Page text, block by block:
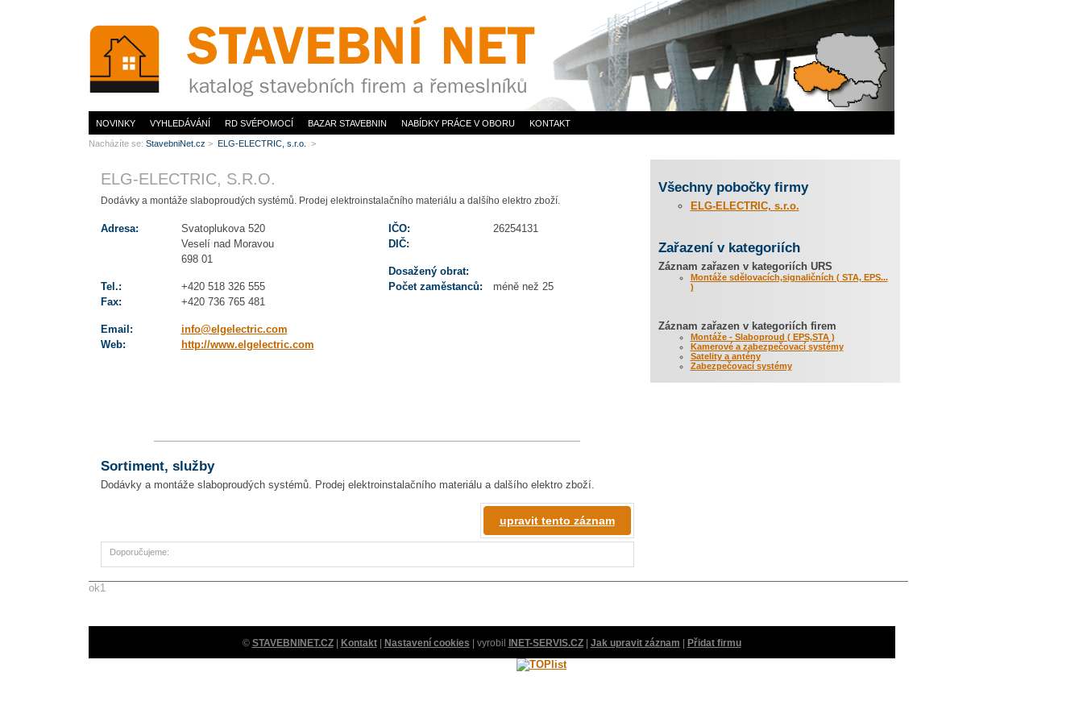
ELG-ELECTRIC, S.R.O.
Dodávky a montáže slaboproudých systémů. Prodej elektroinstalačního materiálu a dalšího elektro zboží.
Adresa:
Svatoplukova 520
Veselí nad Moravou
698 01
Tel.:
+420 518 326 555
Fax:
+420 736 765 481
Email:
info@elgelectric.com
Web:
http://www.elgelectric.com
IČO:
26254131
DIČ:
Dosažený obrat:
Počet zaměstanců:
méně než 25
Sortiment, služby
Dodávky a montáže slaboproudých systémů. Prodej elektroinstalačního materiálu a dalšího elektro zboží.
upravit tento záznam
Doporučujeme:
Všechny pobočky firmy
ELG-ELECTRIC, s.r.o.
Zařazení v kategoriích
Záznam zařazen v kategoriích URS
Montáže sdělovacích,signaličních ( STA, EPS...
)
Záznam zařazen v kategoriích firem
Montáže - Slaboproud ( EPS,STA )
Kamerové a zabezpečovací systémy
Satelity a antény
Zabezpečovací systémy
ok1
NOVINKY VYHLEDÁVÁNÍ RD SVÉPOMOCÍ BAZAR STAVEBNIN NABÍDKY PRÁCE V OBORU KONTAKT
Nacházíte se: StavebniNet.cz > ELG-ELECTRIC, s.r.o. >
© STAVEBNINET.CZ| Kontakt| Nastavení cookies | vyrobil INET-SERVIS.CZ| Jak upravit záznam Přidat firmu